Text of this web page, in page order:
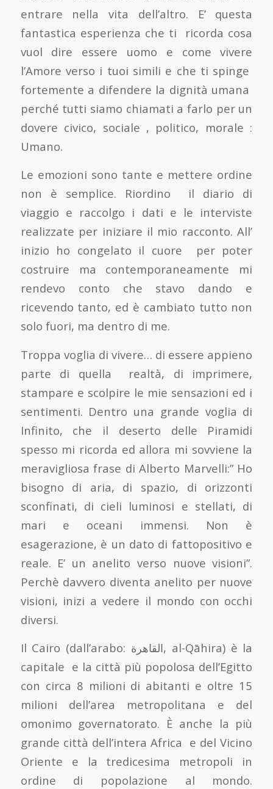
entrare nella vita dell’altro. E’ questa
fantastica esperienza che ti ricorda cosa
vuol dire essere uomo e come vivere
l’Amore verso i tuoi simili e che ti spinge
fortemente a difendere la dignità umana
perché tutti siamo chiamati a farlo per un
dovere civico, sociale , politico, morale :
Umano.
Le emozioni sono tante e mettere ordine
non è semplice. Riordino il diario di
viaggio e raccolgo i dati e le interviste
realizzate per iniziare il mio racconto. All’
inizio ho congelato il cuore per poter
costruire ma contemporaneamente mi
rendevo conto che stavo dando e
ricevendo tanto, ed è cambiato tutto non
solo fuori, ma dentro di me.
Troppa voglia di vivere… di essere appieno
parte di quella realtà, di imprimere,
stampare e scolpire le mie sensazioni ed i
sentimenti. Dentro una grande voglia di
Infinito, che il deserto delle Piramidi
spesso mi ricorda ed allora mi sovviene la
meravigliosa frase di Alberto Marvelli:” Ho
bisogno di aria, di spazio, di orizzonti
sconfinati, di cieli luminosi e stellati, di
mari e oceani immensi. Non è
esagerazione, è un dato di fattopositivo e
reale. E’ un anelito verso nuove visioni”.
Perchè davvero diventa anelito per nuove
visioni, inizi a vedere il mondo con occhi
diversi.
Il Cairo (dall’arabo: القاهرة, al-Qāhira) è la
capitale e la città più popolosa dell’Egitto
con circa 8 milioni di abitanti e oltre 15
milioni dell’area metropolitana e del
omonimo governatorato. È anche la più
grande città dell’intera Africa e del Vicino
Oriente e la tredicesima metropoli in
ordine di popolazione al mondo.